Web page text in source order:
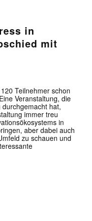
in
mit
Teilnehmer schon
Veranstaltung, die
hat,
immer treu
in
aber dabei auch
zu schauen und